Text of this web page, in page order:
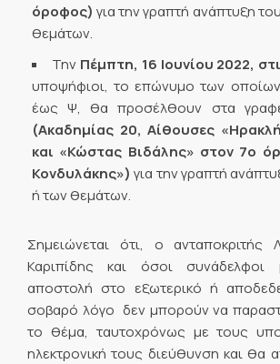
όροφος) για την γραπτή ανάπτυξη
θεμάτων.
Την Πέμπτη, 16 Ιουνίου 2022,
υποψήφιοι, το επώνυμο των
έως Ψ, θα προσέλθουν στα
(Ακαδημίας 20, Αίθουσες
και «Κώστας Βιδάλης» στον 7ο
Κονδυλάκης») για την γραπτή
ή των θεμάτων.
Σημειώνεται ότι, ο ανταποκριτής
Καριπίδης και όσοι συνάδελφοι
αποστολή στο εξωτερικό ή
σοβαρό λόγο δεν μπορούν να
το θέμα, ταυτοχρόνως με τους
ηλεκτρονική τους διεύθυνση και θα